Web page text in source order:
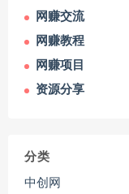
网赚交流
网赚教程
网赚项目
资源分享
分类
中创网